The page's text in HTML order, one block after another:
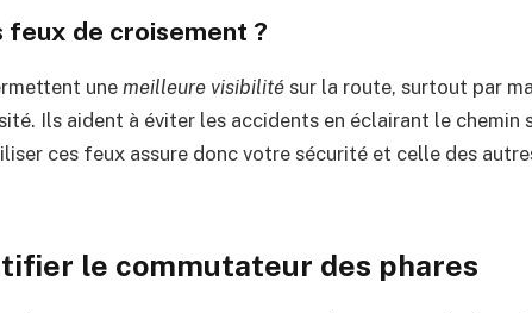
feux de croisement ?
unemeilleure visibilité sur la route, surtout par
Ils aident à éviter les accidents en éclairant le chemin
ces feux assure donc votre sécurité et celle des
le commutateur des phares